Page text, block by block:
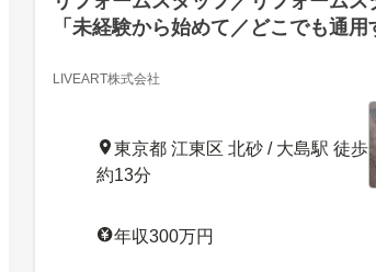
「未経験から始めて／どこでも通用
LIVEART株式会社
東京都 江東区 北砂 / 大島駅 徒歩
約13分
年収300万円